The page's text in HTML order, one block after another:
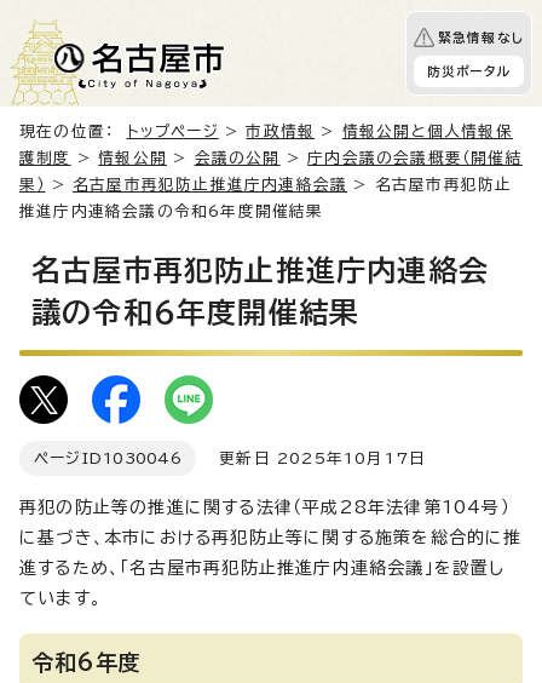
緊急情報なし
防災ポータル
現在の位置： トップページ >市政情報 > 情報公開と個人情報保
護制度
>情報公開 > 会議の公開 >庁内会議の会議概要（開催結
果）
> 名古屋市再犯防止推進庁内連絡会議
> 名古屋市再犯防止
推進庁内連絡会議の令和6年度開催結果
名古屋市再犯防止推進庁内連絡会
議の令和6年度開催結果
ページID 1030046 更新日 2025年10月17日
再犯の防止等の推進に関する法律（平成28年法律第104号）
に基づき、本市における再犯防止等に関する施策を総合的に推
進するため、「名古屋市再犯防止推進庁内連絡会議」を設置し
ています。
令和6年度